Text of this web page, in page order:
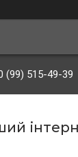
(99) 515-49-39